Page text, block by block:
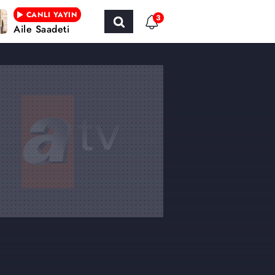
CANLI YAYIN
Aile Saadeti
3